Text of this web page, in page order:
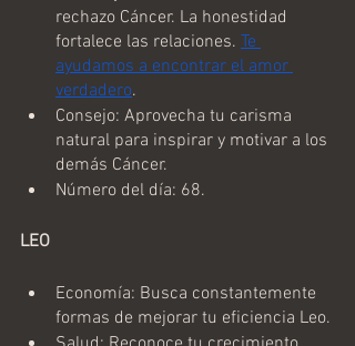
rechazo Cáncer. La honestidad
fortalece las relaciones. Te
ayudamos a encontrar el amor
verdadero.
Consejo: Aprovecha tu carisma
natural para inspirar y motivar a los
demás Cáncer.
Número del día: 68.
LEO
Economía: Busca constantemente
formas de mejorar tu eficiencia Leo.